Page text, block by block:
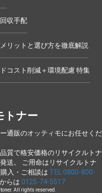
収手配
リットと選び方を徹底解説
コスト削減＋環境配慮 特集
トナー
通販のオッティモにお任せくだ
質で格安価格のリサイクルトナ
送。
ご用命はリサイクルトナ
入・ご相談は TEL:0800-800-
らは 0125-74-5517
All rights reserved.